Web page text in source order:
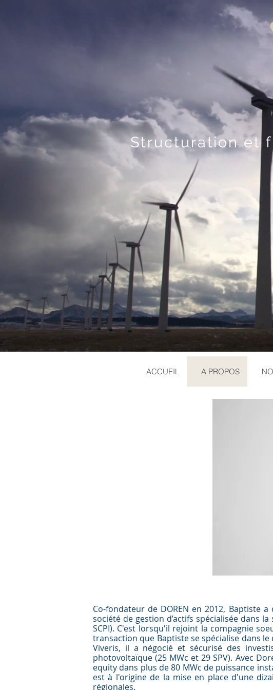
Structuration et
Co-fondateur de DOREN en 2012, Baptiste a
société de gestion d’actifs spécialisée dans
SCPI). C'est lorsqu'il rejoint la compagnie
transaction que Baptiste se spécialise dans
Viveris, il a négocié et sécurisé des
photovoltaïque (25 MWc et 29 SPV). Avec
equity dans plus de 80 MWc de puissance
est à l'origine de la mise en place d'une
régionales.
ACCUEIL A PROPOS